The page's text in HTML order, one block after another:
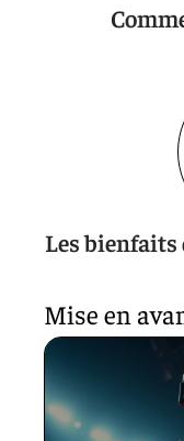
Les bienfaits
Mise en